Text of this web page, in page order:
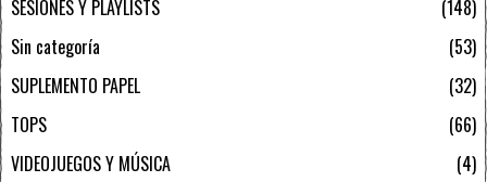
SESIONES Y PLAYLISTS
148
Sin categoría
53
SUPLEMENTO PAPEL
32
TOPS
66
VIDEOJUEGOS Y MÚSICA
4